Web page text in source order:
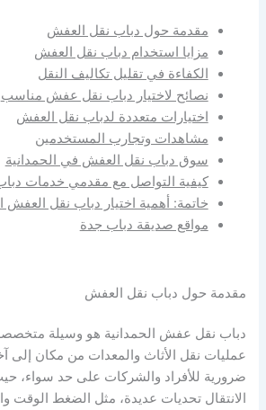
مقدمة حول دباب نقل العفش
مزايا استخدام دباب نقل العفش
الكفاءة في تقليل تكاليف النقل
نصائح لاختيار دباب نقل عفش مناسب
اختيارات متعددة لدباب نقل العفش
مشاهدات وتجارب المستخدمين
سوق دباب نقل العفش في الحمدانية
كيفية التواصل مع مقدمي خدمات
خاتمة: أهمية اختيار دباب نقل
مواقع صديقة دباب جدة
مقدمة حول دباب نقل العفش
دباب نقل عفش الحمدانية هو وسيلة
عمليات نقل الأثاث والمعدات من مكان إلى
ضرورية للأفراد والشركات على حد سواء،
الانتقال تحديات عديدة، مثل الضغط الوقت